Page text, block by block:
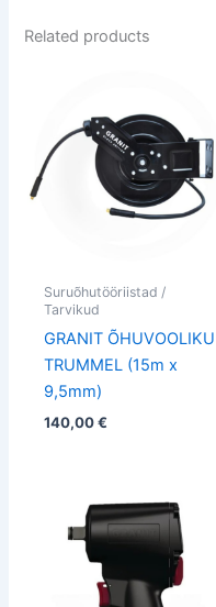
Related products
Suruõhutööriistad /
Tarvikud
GRANIT ÕHUVOOLIKU
TRUMMEL (15m x
9,5mm)
140,00€